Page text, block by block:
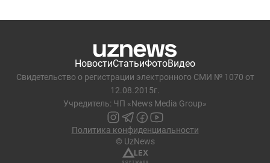
НовостиСтатьиФотоВидео
Свидетельство о регистрации электронного СМИ № 1070 от
12.08.2015г.
Учредитель: ЧП «News Media Group»
Политика конфиденциальности
© UzNews